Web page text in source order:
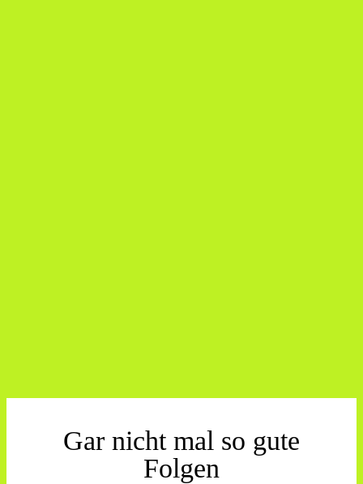
Gar nicht mal so gute
Folgen